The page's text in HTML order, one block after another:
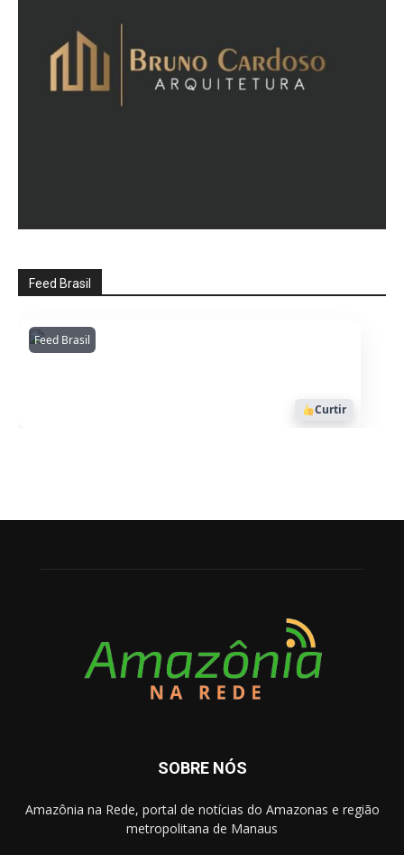
Feed Brasil
Feed BrasilAmazonianarede
1053
Curtir
SOBRE NÓS
Amazônia na Rede, portal de notícias do Amazonas e região
metropolitana de Manaus